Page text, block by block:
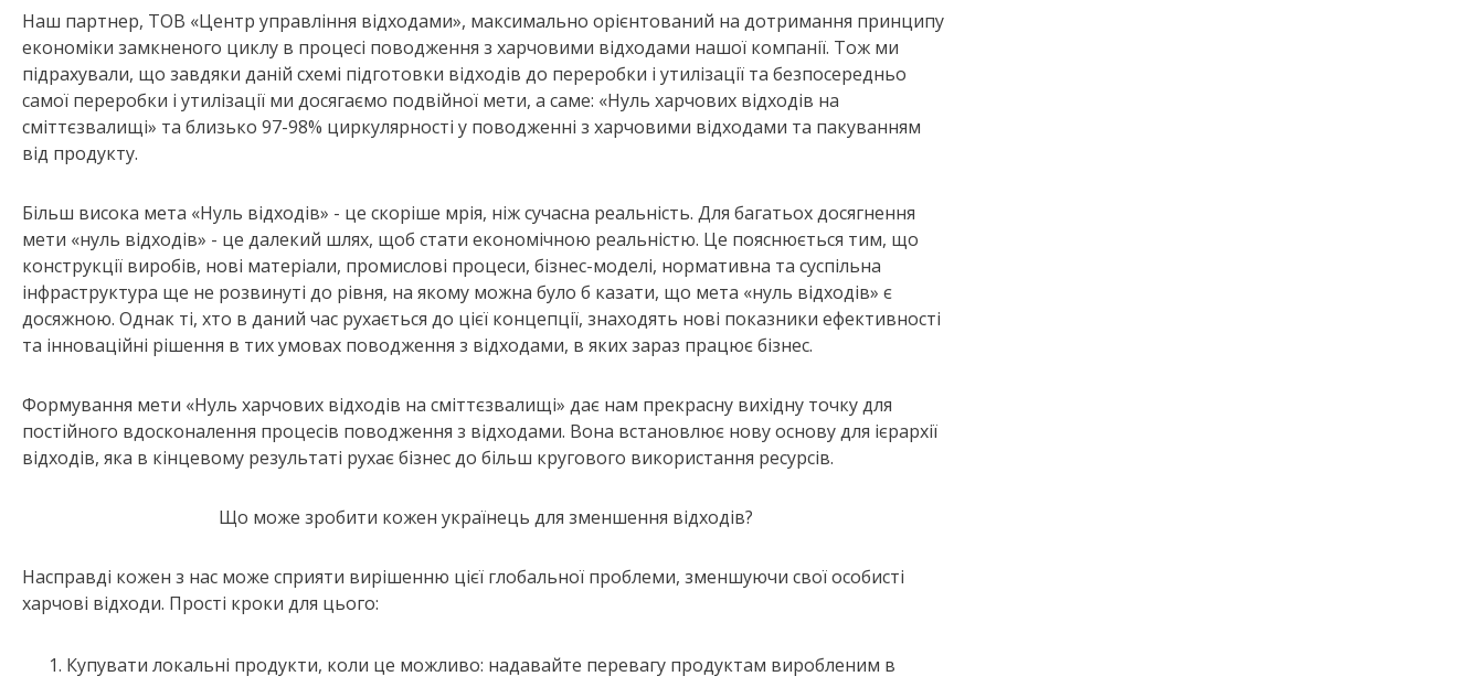
Наш партнер, ТОВ «Центр управління відходами», максимально орієнтований на дотримання принципу
економіки замкненого циклу в процесі поводження з харчовими відходами нашої компанії. Тож ми
підрахували, що завдяки даній схемі підготовки відходів до переробки і утилізації та безпосередньо
самої переробки і утилізації ми досягаємо подвійної мети, а саме: «Нуль харчових відходів на
сміттєзвалищі» та близько 97-98% циркулярності у поводженні з харчовими відходами та пакуванням
від продукту.
Більш висока мета «Нуль відходів» - це скоріше мрія, ніж сучасна реальність. Для багатьох досягнення
мети «нуль відходів» - це далекий шлях, щоб стати економічною реальністю. Це пояснюється тим, що
конструкції виробів, нові матеріали, промислові процеси, бізнес-моделі, нормативна та суспільна
інфраструктура ще не розвинуті до рівня, на якому можна було б казати, що мета «нуль відходів» є
досяжною. Однак ті, хто в даний час рухається до цієї концепції, знаходять нові показники ефективності
та інноваційні рішення в тих умовах поводження з відходами, в яких зараз працює бізнес.
Формування мети «Нуль харчових відходів на сміттєзвалищі» дає нам прекрасну вихідну точку для
постійного вдосконалення процесів поводження з відходами. Вона встановлює нову основу для ієрархії
відходів, яка в кінцевому результаті рухає бізнес до більш кругового використання ресурсів.
Що може зробити кожен українець для зменшення відходів?
Насправді кожен з нас може сприяти вирішенню цієї глобальної проблеми, зменшуючи свої особисті
харчові відходи. Прості кроки для цього:
Купувати локальні продукти, коли це можливо: надавайте перевагу продуктам виробленим в